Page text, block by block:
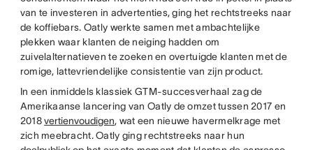
van te investeren in advertenties, ging het rechtstreeks naar
de koffiebars. Oatly werkte samen met ambachtelijke
plekken waar klanten de neiging hadden om
zuivelalternatieven te zoeken en overtuigde klanten met de
romige, lattevriendelijke consistentie van zijn product.
In een inmiddels klassiek GTM-succesverhaal zag de
Amerikaanse lancering van Oatly de omzet tussen 2017 en
2018vertienvoudigen, wat een nieuwe havermelkrage met
zich meebracht. Oatly ging rechtstreeks naar hun